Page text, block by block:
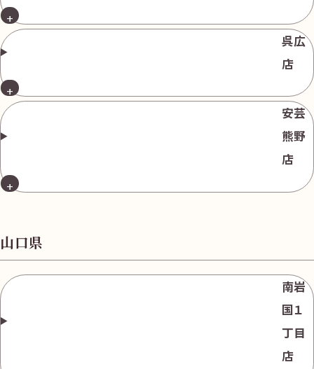
呉広
店
安芸
熊野
店
山口県
南岩
国１
丁目
店